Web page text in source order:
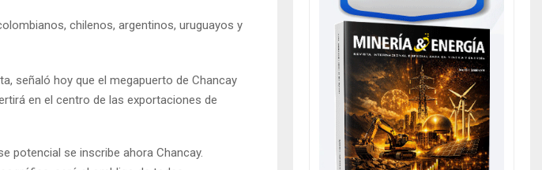
chilenos, argentinos, uruguayos y
señaló hoy que el megapuerto de Chancay
en el centro de las exportaciones de
potencial se inscribe ahora Chancay.